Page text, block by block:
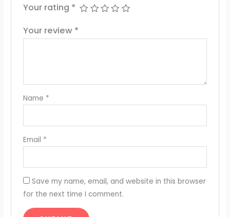
Your rating *
Your review *
Name *
Email *
Save my name, email, and website in this browser
for the next time I comment.